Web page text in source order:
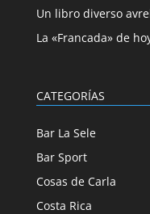
Un libro diverso
La «Francada» de
CATEGORÍAS
Bar La Sele
Bar Sport
Cosas de Carla
Costa Rica